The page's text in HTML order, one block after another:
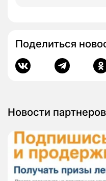
Поделиться
Новости партнеров